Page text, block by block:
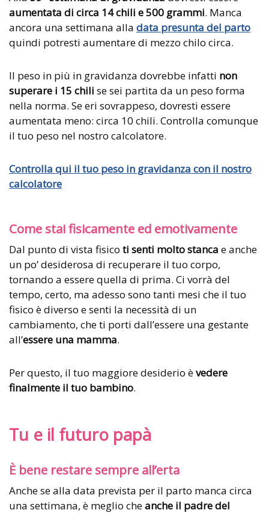
aumentata di circa 14 chili e 500 grammi. Manca
ancora una settimana alla data presunta del parto
quindi potresti aumentare di mezzo chilo circa.
Il peso in più in gravidanza dovrebbe infatti non
superare i 15 chili se sei partita da un peso forma
nella norma. Se eri sovrappeso, dovresti essere
aumentata meno: circa 10 chili. Controlla comunque
il tuo peso nel nostro calcolatore.
Controlla qui il tuo peso in gravidanza con il nostro
calcolatore
Come stai fisicamente ed emotivamente
Dal punto di vista fisico ti senti molto stanca e anche
un po’ desiderosa di recuperare il tuo corpo,
tornando a essere quella di prima. Ci vorrà del
tempo, certo, ma adesso sono tanti mesi che il tuo
fisico è diverso e senti la necessità di un
cambiamento, che ti porti dall’essere una gestante
all’essere una mamma.
Per questo, il tuo maggiore desiderio èvedere
finalmente il tuo bambino.
Tu e il futuro papà
È bene restare sempre all’erta
Anche se alla data prevista per il parto manca circa
una settimana, è meglio cheanche il padre del